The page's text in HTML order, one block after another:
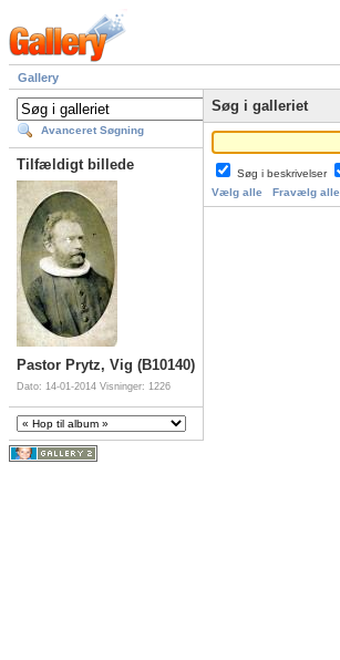
Gallery
Avanceret Søgning
Tilfældigt billede
Pastor Prytz, Vig (B10140)
Dato: 14-01-2014 Visninger: 1226
Søg i galleriet
Søg i beskrivelser
Vælg alle
Fravælg alle